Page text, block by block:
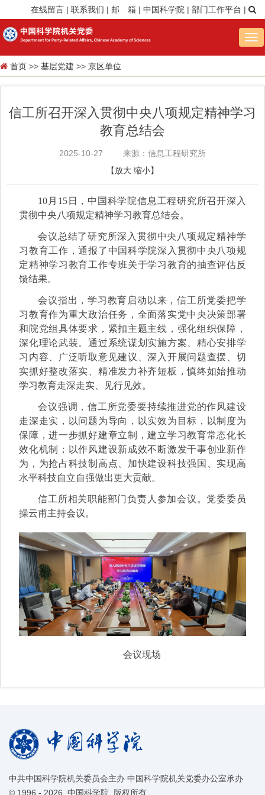
在线留言 | 联系我们 | 邮 箱 | 中国科学院 | 部门工作平台 |
首页 >> 基层党建 >> 京区单位
信工所召开深入贯彻中央八项规定精神学习
教育总结会
2025-10-27
来源：信息工程研究所
【放大 缩小】
10月15日，中国科学院信息工程研究所召开深入
贯彻中央八项规定精神学习教育总结会。
会议总结了研究所深入贯彻中央八项规定精神学
习教育工作，通报了中国科学院深入贯彻中央八项规
定精神学习教育工作专班关于学习教育的抽查评估反
馈结果。
会议指出，学习教育启动以来，信工所党委把学
习教育作为重大政治任务，全面落实党中央决策部署
和院党组具体要求，紧扣主题主线，强化组织保障，
深化理论武装。通过系统谋划实施方案、精心安排学
习内容、广泛听取意见建议、深入开展问题查摆、切
实抓好整改落实、精准发力补齐短板，慎终如始推动
学习教育走深走实、见行见效。
会议强调，信工所党委要持续推进党的作风建设
走深走实，以问题为导向，以实效为目标，以制度为
保障，进一步抓好建章立制，建立学习教育常态化长
效化机制；以作风建设新成效不断激发干事创业新作
为，为抢占科技制高点、加快建设科技强国、实现高
水平科技自立自强做出更大贡献。
信工所相关职能部门负责人参加会议。 党委委员
操云甫主持会议。
会议现场
中共中国科学院机关委员会主办 中国科学院机关党委办公室承办
© 1996 - 2026 中国科学院 版权所有